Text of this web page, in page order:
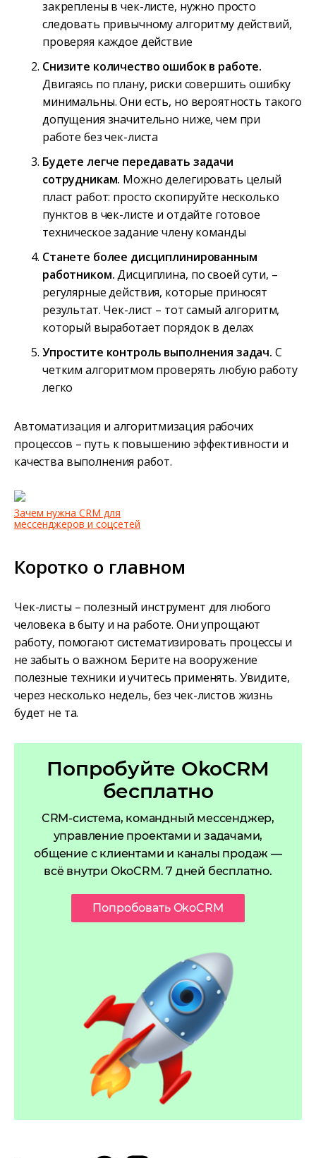
закреплены в чек-листе, нужно просто
следовать привычному алгоритму действий,
проверяя каждое действие
Снизите количество ошибок в работе.
Двигаясь по плану, риски совершить ошибку
минимальны. Они есть, но вероятность такого
допущения значительно ниже, чем при
работе без чек-листа
Будете легче передавать задачи
сотрудникам. Можно делегировать целый
пласт работ: просто скопируйте несколько
пунктов в чек-листе и отдайте готовое
техническое задание члену команды
Станете более дисциплинированным
работником.Дисциплина, по своей сути, –
регулярные действия, которые приносят
результат. Чек-лист – тот самый алгоритм,
который выработает порядок в делах
Упростите контроль выполнения задач. С
четким алгоритмом проверять любую работу
легко
Автоматизация и алгоритмизация рабочих
процессов – путь к повышению эффективности и
качества выполнения работ.
Зачем нужна CRM для
мессенджеров и соцсетей
Коротко о главном
Чек-листы – полезный инструмент для любого
человека в быту и на работе. Они упрощают
работу, помогают систематизировать процессы и
не забыть о важном. Берите на вооружение
полезные техники и учитесь применять. Увидите,
через несколько недель, без чек-листов жизнь
будет не та.
Попробуйте OkoCRM
бесплатно
CRM-система, командный мессенджер,
управление проектами и задачами,
общение с клиентами и каналы продаж —
всё внутри OkoCRM. 7 дней бесплатно.
Попробовать OkoCRM